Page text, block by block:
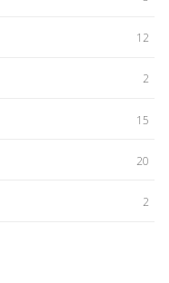
12
2
15
20
2